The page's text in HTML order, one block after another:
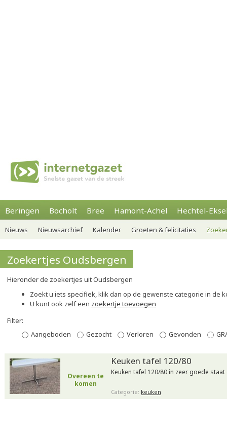
Beringen Bocholt Bree Hamont-Achel Hechtel-
Nieuws Nieuwsarchief Kalender Groeten & felicitaties
Zoekertjes Oudsbergen
Hieronder de zoekertjes uit Oudsbergen
Zoekt u iets specifiek, klik dan op de gewenste categorie in de
U kunt ook zelf een zoekertje toevoegen
Filter:
Aangeboden
Gezocht Verloren Gevonden
Overeen te
komen
Keuken tafel 120/80
Keuken tafel 120/80 in zeer goede staat
Categorie: keuken